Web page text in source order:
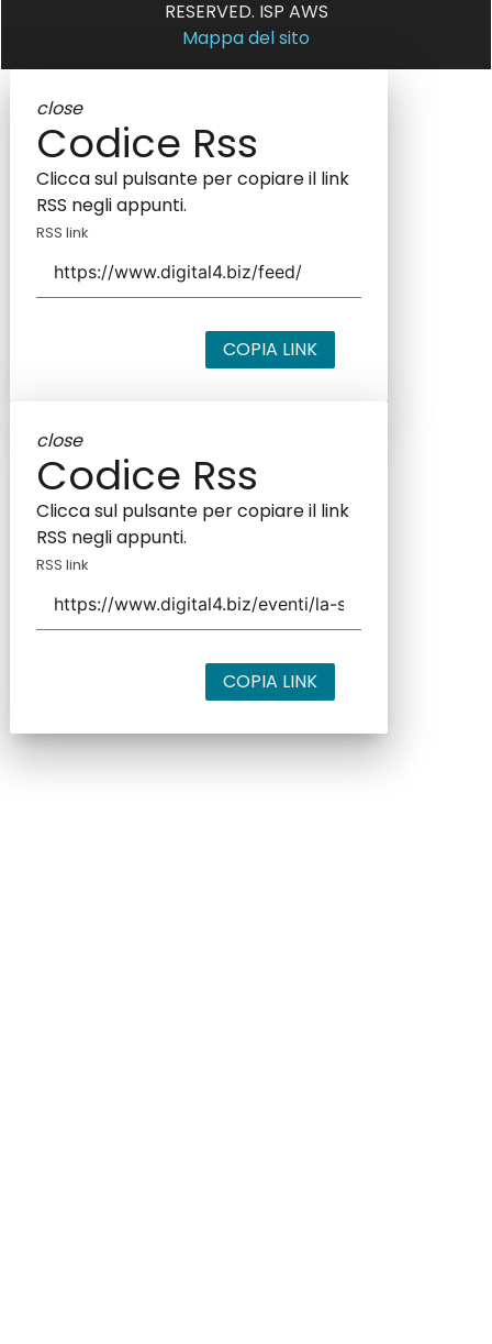
RESERVED. ISP AWS
Mappa del sito
close
Codice Rss
Clicca sul pulsante per copiare il link
RSS negli appunti.
RSS link
COPIA LINK
close
Codice Rss
Clicca sul pulsante per copiare il link
RSS negli appunti.
RSS link
COPIA LINK